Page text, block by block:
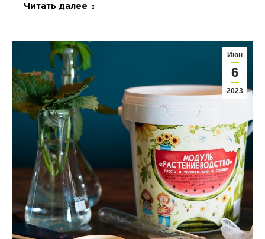
Читать далее
Июн
6
2023